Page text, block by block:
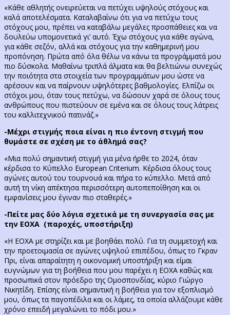
«Κάθε αθλητής ονειρεύεται να πετύχει υψηλούς στόχους και
καλά αποτελέσματα. Καταλαβαίνω ότι για να πετύχω τους
στόχους μου, πρέπει να καταβάλω μεγάλες προσπάθειες και να
δουλεύω υπομονετικά γι’ αυτό. Έχω στόχους για κάθε αγώνα,
για κάθε σεζόν, αλλά και στόχους για την καθημερινή μου
προπόνηση. Πρώτα από όλα θέλω να κάνω τα προγράμματά μου
πιο δύσκολα. Μαθαίνω τριπλά άλματα και θα βελτιώνω συνεχώς
την ποιότητα στα στοιχεία των προγραμμάτων μου ώστε να
αρέσουν και να παίρνουν υψηλότερες βαθμολογίες. Ελπίζω οι
στόχοι μου, όταν τους πετύχω, να δώσουν χαρά σε όλους τους
ανθρώπους που πιστεύουν σε εμένα και σε όλους τους λάτρεις
του καλλιτεχνικού πατινάζ.»
-Μέχρι στιγμής ποια είναι η πιο έντονη στιγμή που
θυμάστε σε σχέση με το άθλημά σας?
«Μια πολύ σημαντική στιγμή για μένα ήρθε το 2024, όταν
κέρδισα το Κύπελλο European Criterium. Κέρδισα όλους τους
αγώνες αυτού του τουρνουά και πήρα το κύπελλο. Μετά από
αυτή τη νίκη απέκτησα περισσότερη αυτοπεποίθηση και οι
εμφανίσεις μου έγιναν πιο σταθερές.»
-Πείτε μας δύο λόγια σχετικά με τη συνεργασία σας με
την ΕΟΧΑ (παροχές, υποστήριξη)
«Η ΕΟΧΑ με στηρίζει και με βοηθάει πολύ. Για τη συμμετοχή και
την προετοιμασία σε αγώνες υψηλού επιπέδου, όπως το Γκραν
Πρι, είναι απαραίτητη η οικονομική υποστήριξη και είμαι
ευγνώμων για τη βοήθεια που μου παρέχει η ΕΟΧΑ καθώς και
προσωπικά στον πρόεδρο της Ομοσπονδίας, κύριο Γιώργο
Νικητίδη. Επίσης είναι σημαντική η βοήθεια για τον εξοπλισμό
μου, όπως τα παγοπέδιλα και οι λάμες, τα οποία αλλάζουμε κάθε
χρόνο επειδή μεγαλώνει το πόδι μου.»